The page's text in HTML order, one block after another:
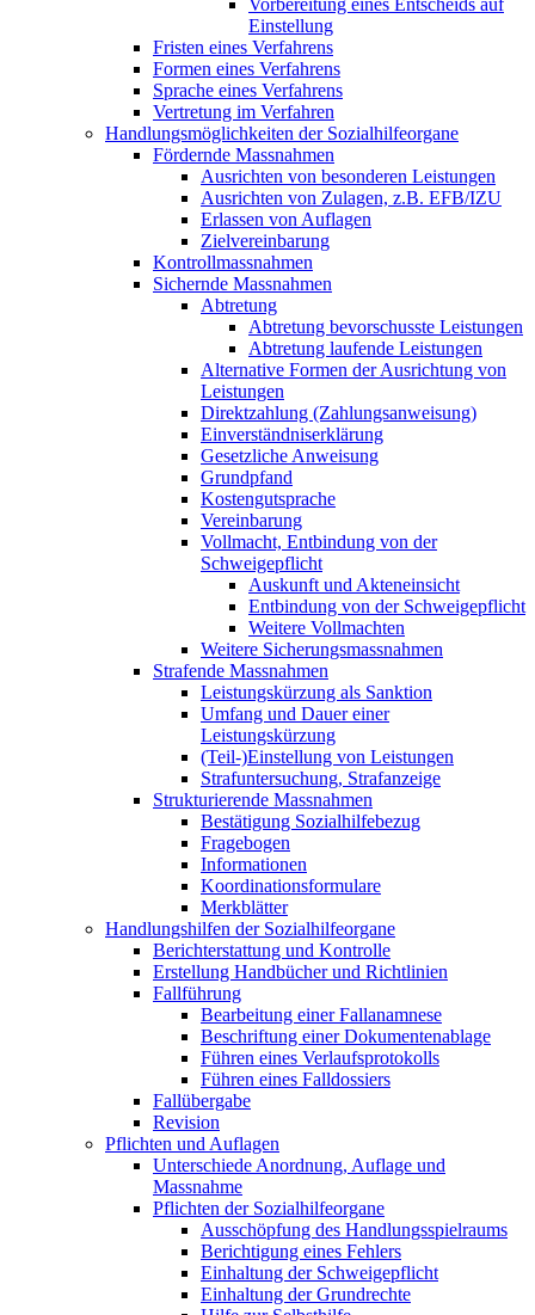
Einstellung
Fristen eines Verfahrens
Formen eines Verfahrens
Sprache eines Verfahrens
Vertretung im Verfahren
Handlungsmöglichkeiten der Sozialhilfeorgane
Fördernde Massnahmen
Ausrichten von besonderen Leistungen
Ausrichten von Zulagen, z.B. EFB/IZU
Erlassen von Auflagen
Zielvereinbarung
Kontrollmassnahmen
Sichernde Massnahmen
Abtretung
Abtretung bevorschusste Leistungen
Abtretung laufende Leistungen
Alternative Formen der Ausrichtung von
Leistungen
Direktzahlung (Zahlungsanweisung)
Einverständniserklärung
Gesetzliche Anweisung
Grundpfand
Kostengutsprache
Vereinbarung
Vollmacht, Entbindung von der
Schweigepflicht
Auskunft und Akteneinsicht
Entbindung von der Schweigepflicht
Weitere Vollmachten
Weitere Sicherungsmassnahmen
Strafende Massnahmen
Leistungskürzung als Sanktion
Umfang und Dauer einer
Leistungskürzung
(Teil-)Einstellung von Leistungen
Strafuntersuchung, Strafanzeige
Strukturierende Massnahmen
Bestätigung Sozialhilfebezug
Fragebogen
Informationen
Koordinationsformulare
Merkblätter
Handlungshilfen der Sozialhilfeorgane
Berichterstattung und Kontrolle
Erstellung Handbücher und Richtlinien
Fallführung
Bearbeitung einer Fallanamnese
Beschriftung einer Dokumentenablage
Führen eines Verlaufsprotokolls
Führen eines Falldossiers
Fallübergabe
Revision
Pflichten und Auflagen
Unterschiede Anordnung, Auflage und
Massnahme
Pflichten der Sozialhilfeorgane
Ausschöpfung des Handlungsspielraums
Berichtigung eines Fehlers
Einhaltung der Schweigepflicht
Einhaltung der Grundrechte